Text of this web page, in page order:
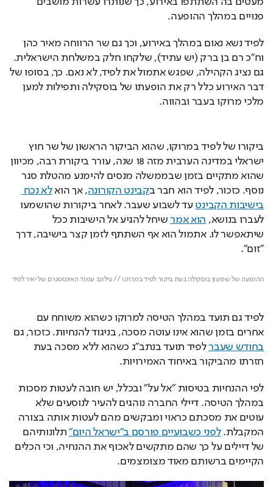
פנויים במהלך ההופעה.
לפיד נשא נאום במהלך באירוע, וכך גם שר הרווחה מאיר כהן
וח"כ רם בן ברק (יש עתיד), שלקחו חלק במשלחת הישראלית.
גם נציג הקהילה, שפגש אתמול את לפיד, לא נאם. כך, בסופו של
דבר האירוע כלל רק את הופעתו של בוסקילה ותפילות למען
מלכי מרוקו בעבר ובהווה.
ביקורו של לפיד במרוקו, שהוא הביקור הראשון של שר חוץ
ישראלי במדינה הערבית מזה 18 שנה, עורר ביקורת רבה, מכיוון
שהוא מתקיים בזמן שבממשלה מנסים להימנע מהטלת סגר
נוסף. כזכור, לפיד הוא חבר בקבינט הקורונה, אך הוא
לא נכח
בישיבות הקבינט
עד לשבוע שעבר. לאחר ביקורות שהושמעו
לעברו בנושא, הוא אמר
שיחל להגיע אל הישיבות ככל
שיתאפשר לו. אתמול הוא אף השתתף לזמן קצר בישיבה, דרך
"זום".
ההופעה של שמעון בוסקילה בעת ביקור לפיד במרוקו // צילום: עמוד האינסטגרם של יאיר לפיד
לפיד גם תועד במהלך הטיסה למרוקו כשהוא משוחח עם
אחרים בזמן שהוא אינו עוטה מסכה, בניגוד להנחיות. כזכור, גם
בחודש שעבר
לפיד תועד בנתב"ג כשהוא ללא מסכה בעת
חזרתו מהביקור באיחוד האמירויות.
לפי ההנחיות בטיסות "אל על" ובכלל, יש חובה לעטות מסכות
במהלך הטיסה. דיילי החברה נוהגים להעיר לנוסעים שלא
עוטים את מסכתם כראוי ומבקשים מהם לעטות אותה בצורה
המקבלת. לפני כשבועיים פורסם ב"ישראל היום"
תלונותיהם
של דיילים על כך שהם מתקשים לאכוף את ההנחיה, וכי הכלים
הקיימים ברשותם מאוד מצומצמים.